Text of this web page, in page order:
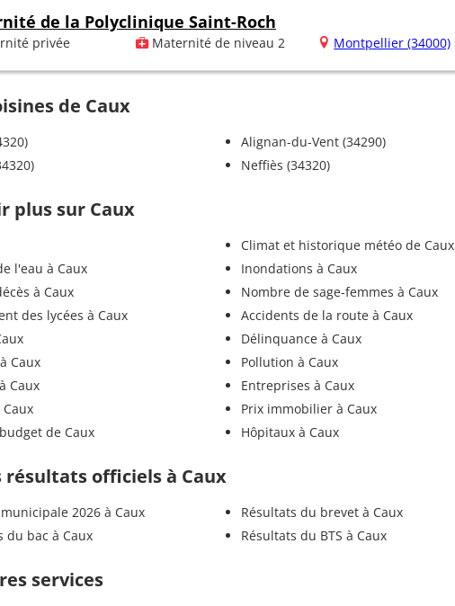
de la Polyclinique Saint-Roch
privée Maternité de niveau 2 Montpellier (34000)
de Caux
Alignan-du-Vent (34290)
Neffiès (34320)
plus sur Caux
l'eau à Caux
à Caux
des lycées à Caux
Caux
Caux
de Caux
Climat et historique météo de Caux
Inondations à Caux
Nombre de sage-femmes à Caux
Accidents de la route à Caux
Délinquance à Caux
Pollution à Caux
Entreprises à Caux
Prix immobilier à Caux
Hôpitaux à Caux
résultats officiels à Caux
2026 à Caux
du bac à Caux
Résultats du brevet à Caux
Résultats du BTS à Caux
services